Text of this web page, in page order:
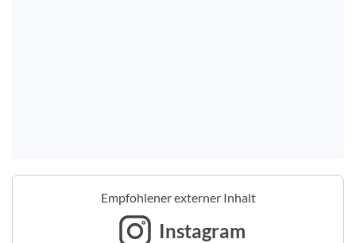
Empfohlener externer Inhalt
Instagram